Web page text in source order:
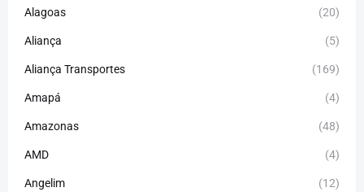
Alagoas (20)
Aliança (5)
Aliança Transportes (169)
Amapá (4)
Amazonas (48)
AMD (4)
Angelim (12)